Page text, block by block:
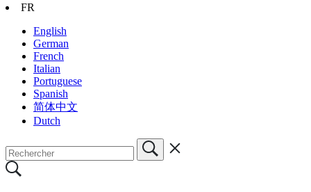
FR
English
German
French
Italian
Portuguese
Spanish
简体中文
Dutch